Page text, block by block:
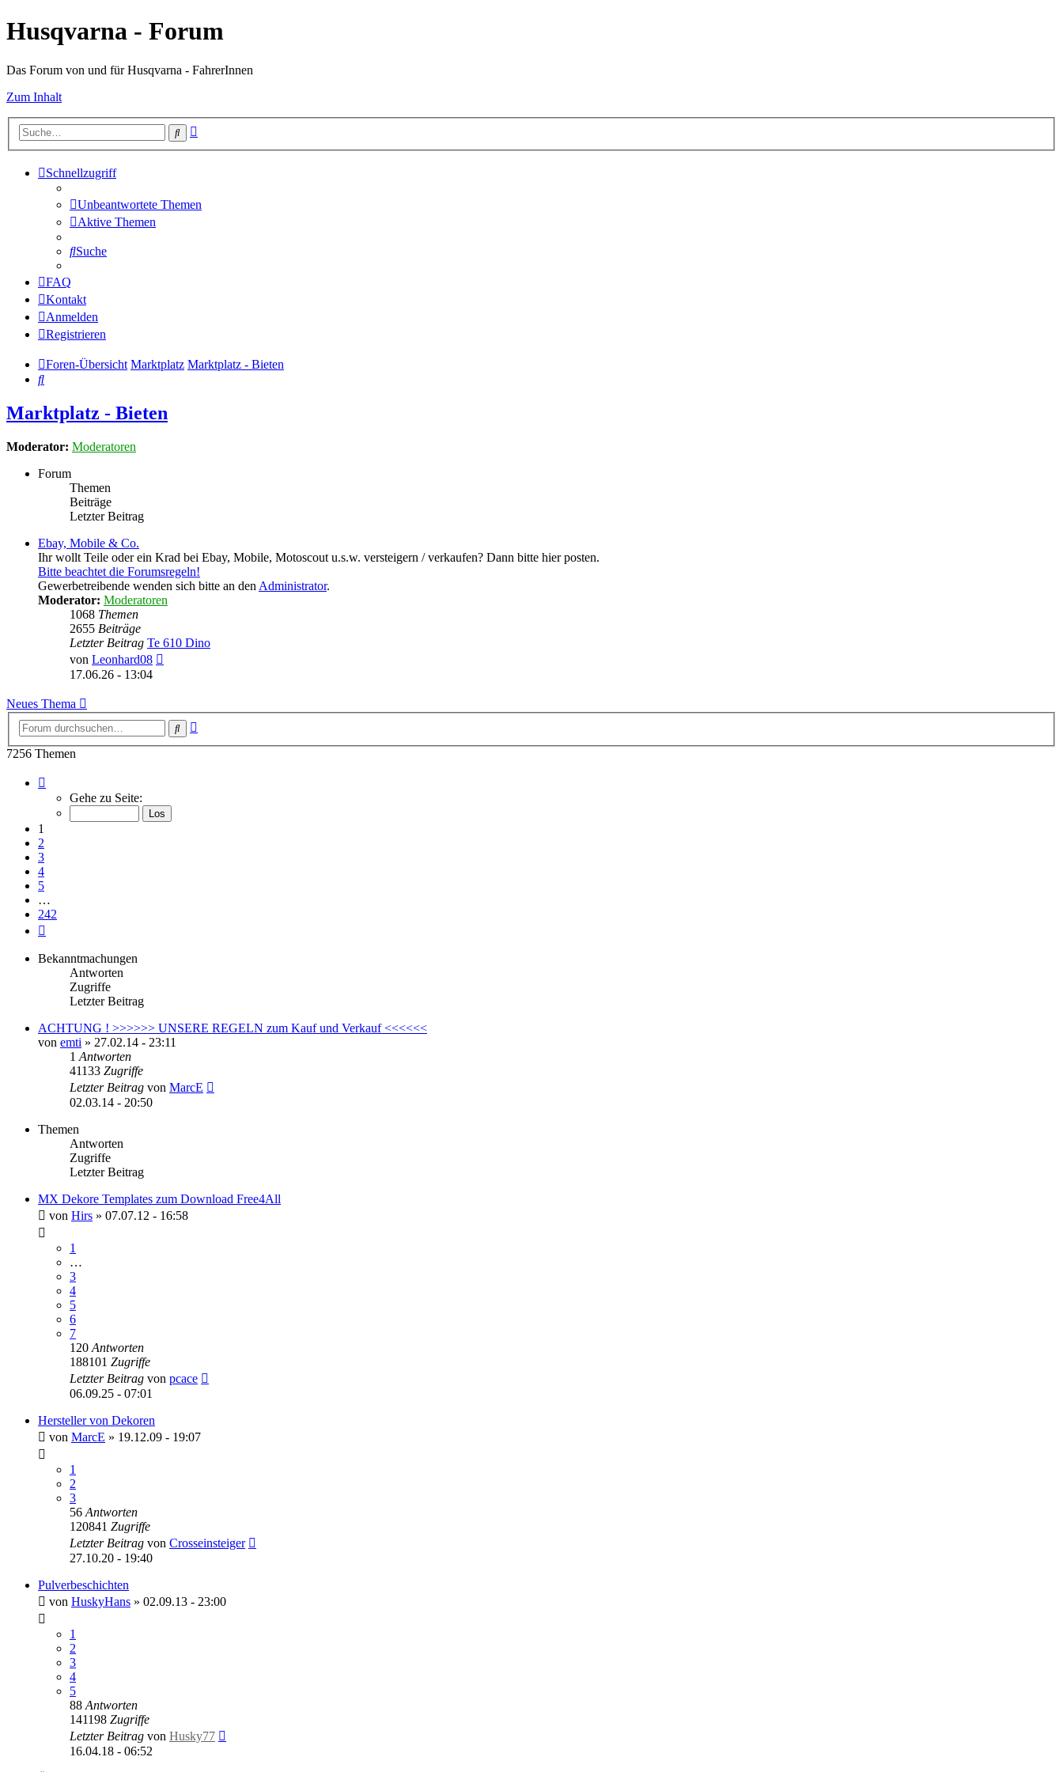
Husqvarna - Forum
Das Forum von und für Husqvarna - FahrerInnen
Zum Inhalt
Suche
Schnellzugriff
Unbeantwortete Themen
Aktive Themen
Suche
FAQ
Kontakt
Anmelden
Registrieren
Foren-Übersicht Marktplatz Marktplatz - Bieten
Suche
Marktplatz - Bieten
Moderator: Moderatoren
Forum
Themen
Beiträge
Letzter Beitrag
Ebay, Mobile & Co.
Ihr wollt Teile oder ein Krad bei Ebay, Mobile, Motoscout u.s.w. versteigern / verkaufen? Dann bitte hier posten.
Bitte beachtet die Forumsregeln!
Gewerbetreibende wenden sich bitte an den Administrator.
Moderator: Moderatoren
1068 Themen
2655 Beiträge
Letzter Beitrag Te 610 Dino
von Leonhard08
17.06.26 - 13:04
Neues Thema
Suche
7256 Themen
von
Gehe zu Seite:
1
2
3
4
5
…
242
Bekanntmachungen
Antworten
Zugriffe
Letzter Beitrag
ACHTUNG ! >>>>>> UNSERE REGELN zum Kauf und Verkauf <<<<<<
von emti » 27.02.14 - 23:11
1 Antworten
41133 Zugriffe
Letzter Beitrag von MarcE
02.03.14 - 20:50
Themen
Antworten
Zugriffe
Letzter Beitrag
MX Dekore Templates zum Download Free4All
von Hirs » 07.07.12 - 16:58
1
…
3
4
5
6
7
120 Antworten
188101 Zugriffe
Letzter Beitrag von pcace
06.09.25 - 07:01
Hersteller von Dekoren
von MarcE » 19.12.09 - 19:07
1
2
3
56 Antworten
120841 Zugriffe
Letzter Beitrag von Crosseinsteiger
27.10.20 - 19:40
Pulverbeschichten
von HuskyHans » 02.09.13 - 23:00
1
2
3
4
5
88 Antworten
141198 Zugriffe
Letzter Beitrag von Husky77
16.04.18 - 06:52